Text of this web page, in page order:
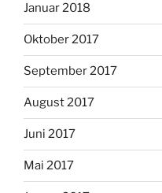
Januar 2018
Oktober 2017
September 2017
August 2017
Juni 2017
Mai 2017